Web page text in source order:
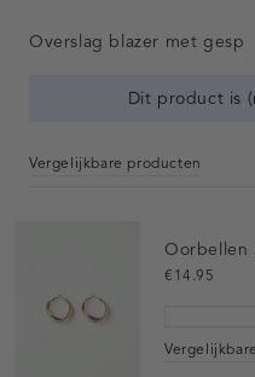
Overslag blazer met gesp
Dit product is
Vergelijkbare producten
Oorbellen
€14.95